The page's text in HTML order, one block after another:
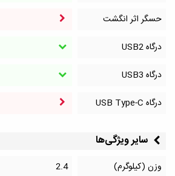
حسگر اثر انگشت
درگاه‌ USB2
درگاه‌ USB3
درگاه‌ USB Type-C
سایر ویژگی‌ها
وزن (کیلوگرم) 2.4